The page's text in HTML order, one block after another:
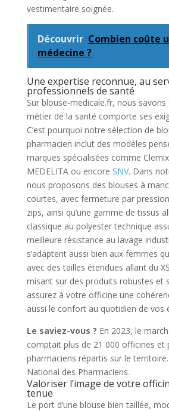
vestimentaire soignée.
Découvrir Combien coûte
médecine ?
Une expertise reconnue, au
professionnels de santé
Sur blouse-medicale.fr, nous savons
métier de la santé comporte ses
C’est pourquoi notre sélection de
pharmacien inclut des modèles
marques spécialisées comme
MEDELITA ou encore SNV. Dans
nous proposons des blouses à
courtes, avec fermeture par
zips, ainsi qu’une gamme de tissus
classique au polyester technique
meilleure résistance au lavage
s’adaptent aussi bien aux femmes
avec des tailles étendues allant du
misant sur des produits robustes et
assurez à votre officine une
aussi le confort au quotidien de vos
Le saviez-vous ? En 2023, le
comptait plus de 21 000 officines et
pharmaciens répartis sur le
National des Pharmaciens.
Valoriser l’image de votre
tenue
Le port d’une blouse bien taillée,